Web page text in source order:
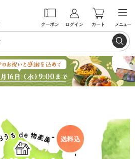
クーポン ログイン カート メニュー